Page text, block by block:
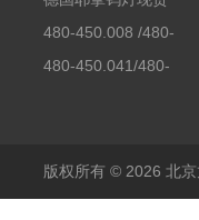
480-450.008 /480-
450.008C耶拿镉Cd空
480-450.041/480-
包邮
版权所有 © 2026 北